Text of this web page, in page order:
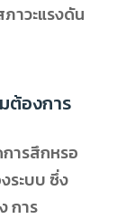
าวะแรงดัน
ต้องการ
การสึกหรอ
ระบบ ซึ่ง
การ